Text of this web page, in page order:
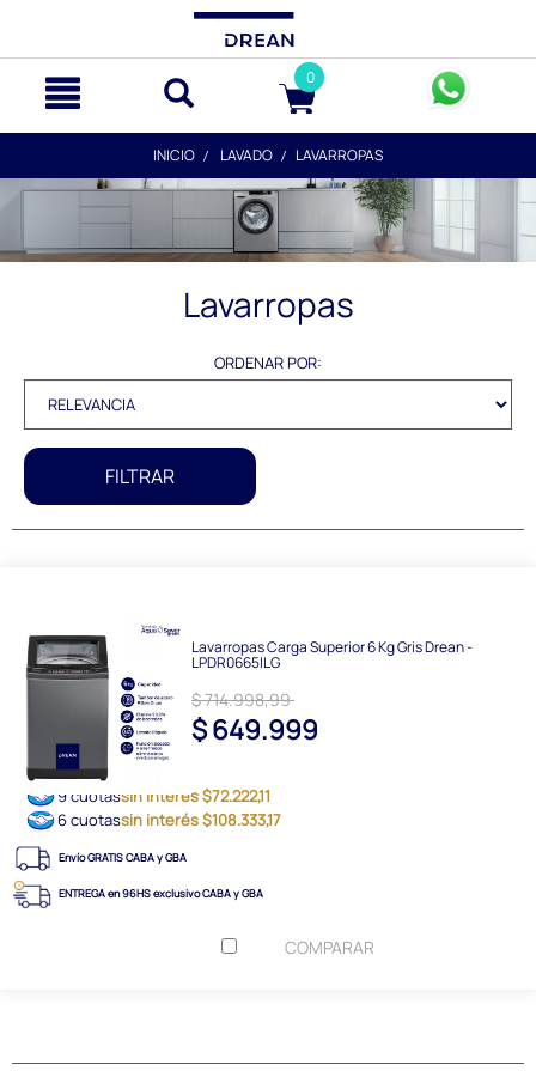
0
INICIO LAVADO LAVARROPAS
Lavarropas
ORDENAR POR:
FILTRAR
Lavarropas Carga Superior 6 Kg Gris Drean -
LPDR0665ILG
$ 714.998,99
$ 649.999
9 cuotassin interés $72.222,11
6 cuotassin interés $108.333,17
Envío GRATIS CABA y GBA
ENTREGA en 96HS exclusivo CABA y GBA
COMPARAR